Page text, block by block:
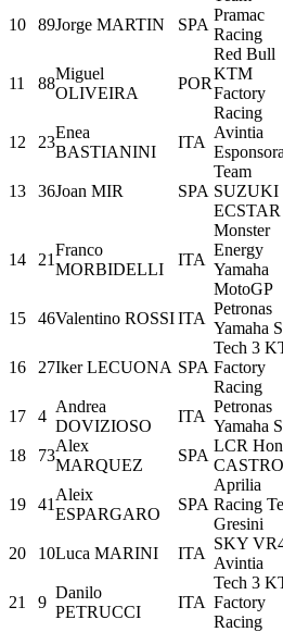
10 89Jorge MARTIN SPA
Pramac
Racing
11 88
Miguel
OLIVEIRA
POR
Red Bull
KTM
Factory
Racing
12 23
Enea
BASTIANINI
ITA
Avintia
13 36Joan MIR SPA
Team
SUZUKI
ECSTAR
14 21
Franco
MORBIDELLI
ITA
Monster
Energy
Yamaha
MotoGP
15 46Valentino ROSSIITA
Petronas
Yamaha
16 27Iker LECUONA SPA
Tech 3
Factory
Racing
17 4
Andrea
DOVIZIOSO
ITA
Petronas
Yamaha
18 73
Alex
MARQUEZ
SPA
LCR
19 41
Aleix
ESPARGARO
SPA
Aprilia
Racing
Gresini
20 10Luca MARINI ITA
SKY
Avintia
21 9
Danilo
PETRUCCI
ITA
Tech 3
Factory
Racing